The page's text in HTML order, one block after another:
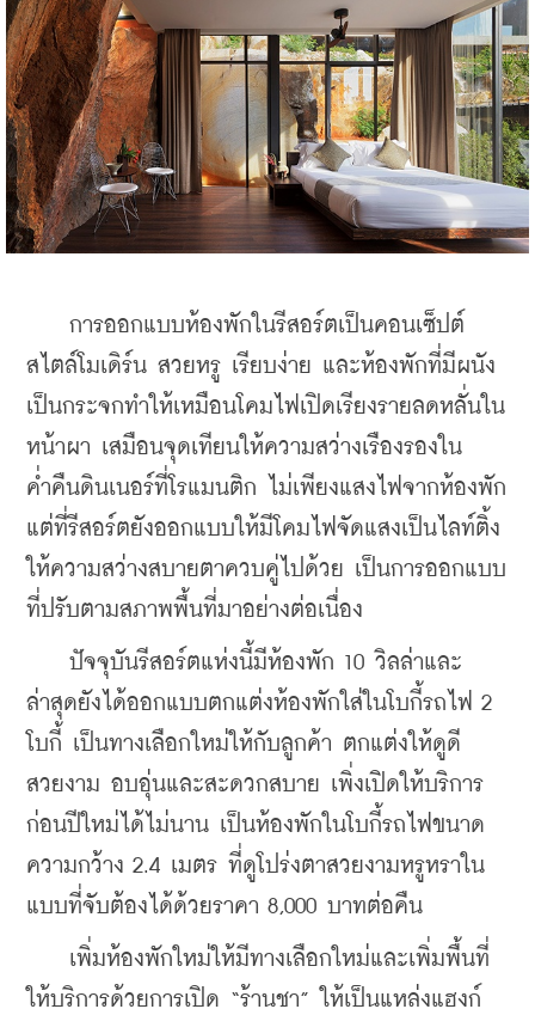
การออกแบบห้องพักในรีสอร์ตเป็นคอนเซ็ปต์
สไตล์โมเดิร์น สวยหรู เรียบง่าย และห้องพักที่มีผนัง
เป็นกระจกทำให้เหมือนโคมไฟเปิดเรียงรายลดหลั่นใน
หน้าผา เสมือนจุดเทียนให้ความสว่างเรืองรองใน
ค่ำคืนดินเนอร์ที่โรแมนติก ไม่เพียงแสงไฟจากห้องพัก
แต่ที่รีสอร์ตยังออกแบบให้มีโคมไฟจัดแสงเป็นไลท์ติ้ง
ให้ความสว่างสบายตาควบคู่ไปด้วย เป็นการออกแบบ
ที่ปรับตามสภาพพื้นที่มาอย่างต่อเนื่อง
ปัจจุบันรีสอร์ตแห่งนี้มีห้องพัก 10 วิลล่าและ
ล่าสุดยังได้ออกแบบตกแต่งห้องพักใส่ในโบกี้รถไฟ 2
โบกี้ เป็นทางเลือกใหม่ให้กับลูกค้า ตกแต่งให้ดูดี
สวยงาม อบอุ่นและสะดวกสบาย เพิ่งเปิดให้บริการ
ก่อนปีใหม่ได้ไม่นาน เป็นห้องพักในโบกี้รถไฟขนาด
ความกว้าง 2.4 เมตร ที่ดูโปร่งตาสวยงามหรูหราใน
แบบที่จับต้องได้ด้วยราคา 8,000 บาทต่อคืน
เพิ่มห้องพักใหม่ให้มีทางเลือกใหม่และเพิ่มพื้นที่
ให้บริการด้วยการเปิด “ร้านชา” ให้เป็นแหล่งแฮงก์